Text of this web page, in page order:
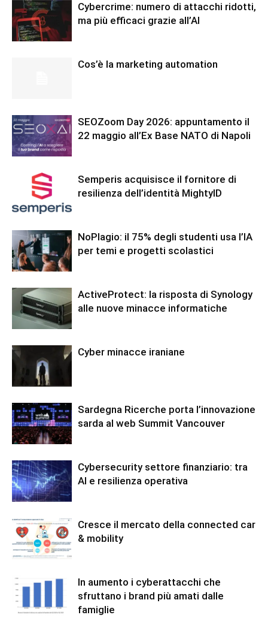
Cybercrime: numero di attacchi ridotti,
ma più efficaci grazie all’AI
Cos’è la marketing automation
SEOZoom Day 2026: appuntamento il
22 maggio all’Ex Base NATO di Napoli
Semperis acquisisce il fornitore di
resilienza dell’identità MightyID
NoPlagio: il 75% degli studenti usa l’IA
per temi e progetti scolastici
ActiveProtect: la risposta di Synology
alle nuove minacce informatiche
Cyber minacce iraniane
Sardegna Ricerche porta l’innovazione
sarda al web Summit Vancouver
Cybersecurity settore finanziario: tra
AI e resilienza operativa
Cresce il mercato della connected car
& mobility
In aumento i cyberattacchi che
sfruttano i brand più amati dalle
famiglie